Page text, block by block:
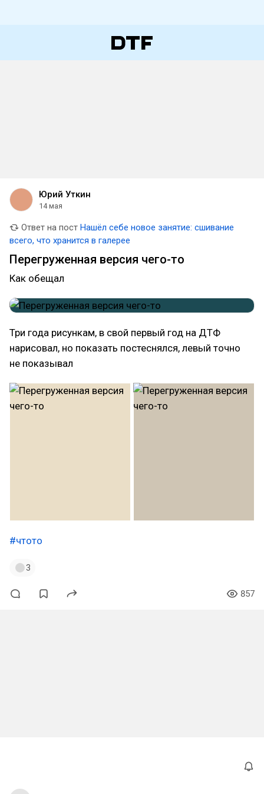
Юрий Уткин
14 мая
Ответ на пост Нашёл себе новое занятие: сшивание
всего, что хранится в галерее
Перегруженная версия чего-то
Как обещал
Три года рисункам, в свой первый год на ДТФ
нарисовал, но показать постеснялся, левый точно
не показывал
#чтото
3
857